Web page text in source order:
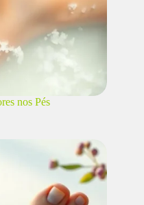
nos Pés